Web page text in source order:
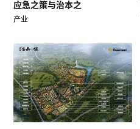
应急之策与治本之
产业